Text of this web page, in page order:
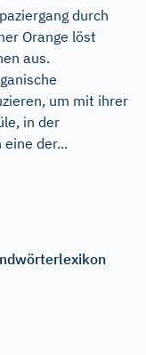
durch
Orange löst
aus.
um mit ihrer
in der
der...